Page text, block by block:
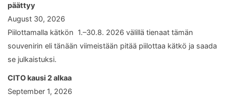
päättyy
August 30, 2026
Piilottamalla kätkön 1.–30.8. 2026 välillä tienaat tämän
souvenirin eli tänään viimeistään pitää piilottaa kätkö ja saada
se julkaistuksi.
CITO kausi 2 alkaa
September 1, 2026